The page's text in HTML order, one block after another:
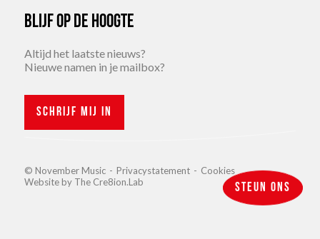
Blijf op de hoogte
Altijd het laatste nieuws?
Nieuwe namen in je mailbox?
Schrijf mij in
© November Music - Privacystatement - Cookies
Website by The Cre8ion.Lab Steun ons